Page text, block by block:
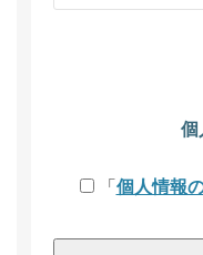
個
「 個人情報